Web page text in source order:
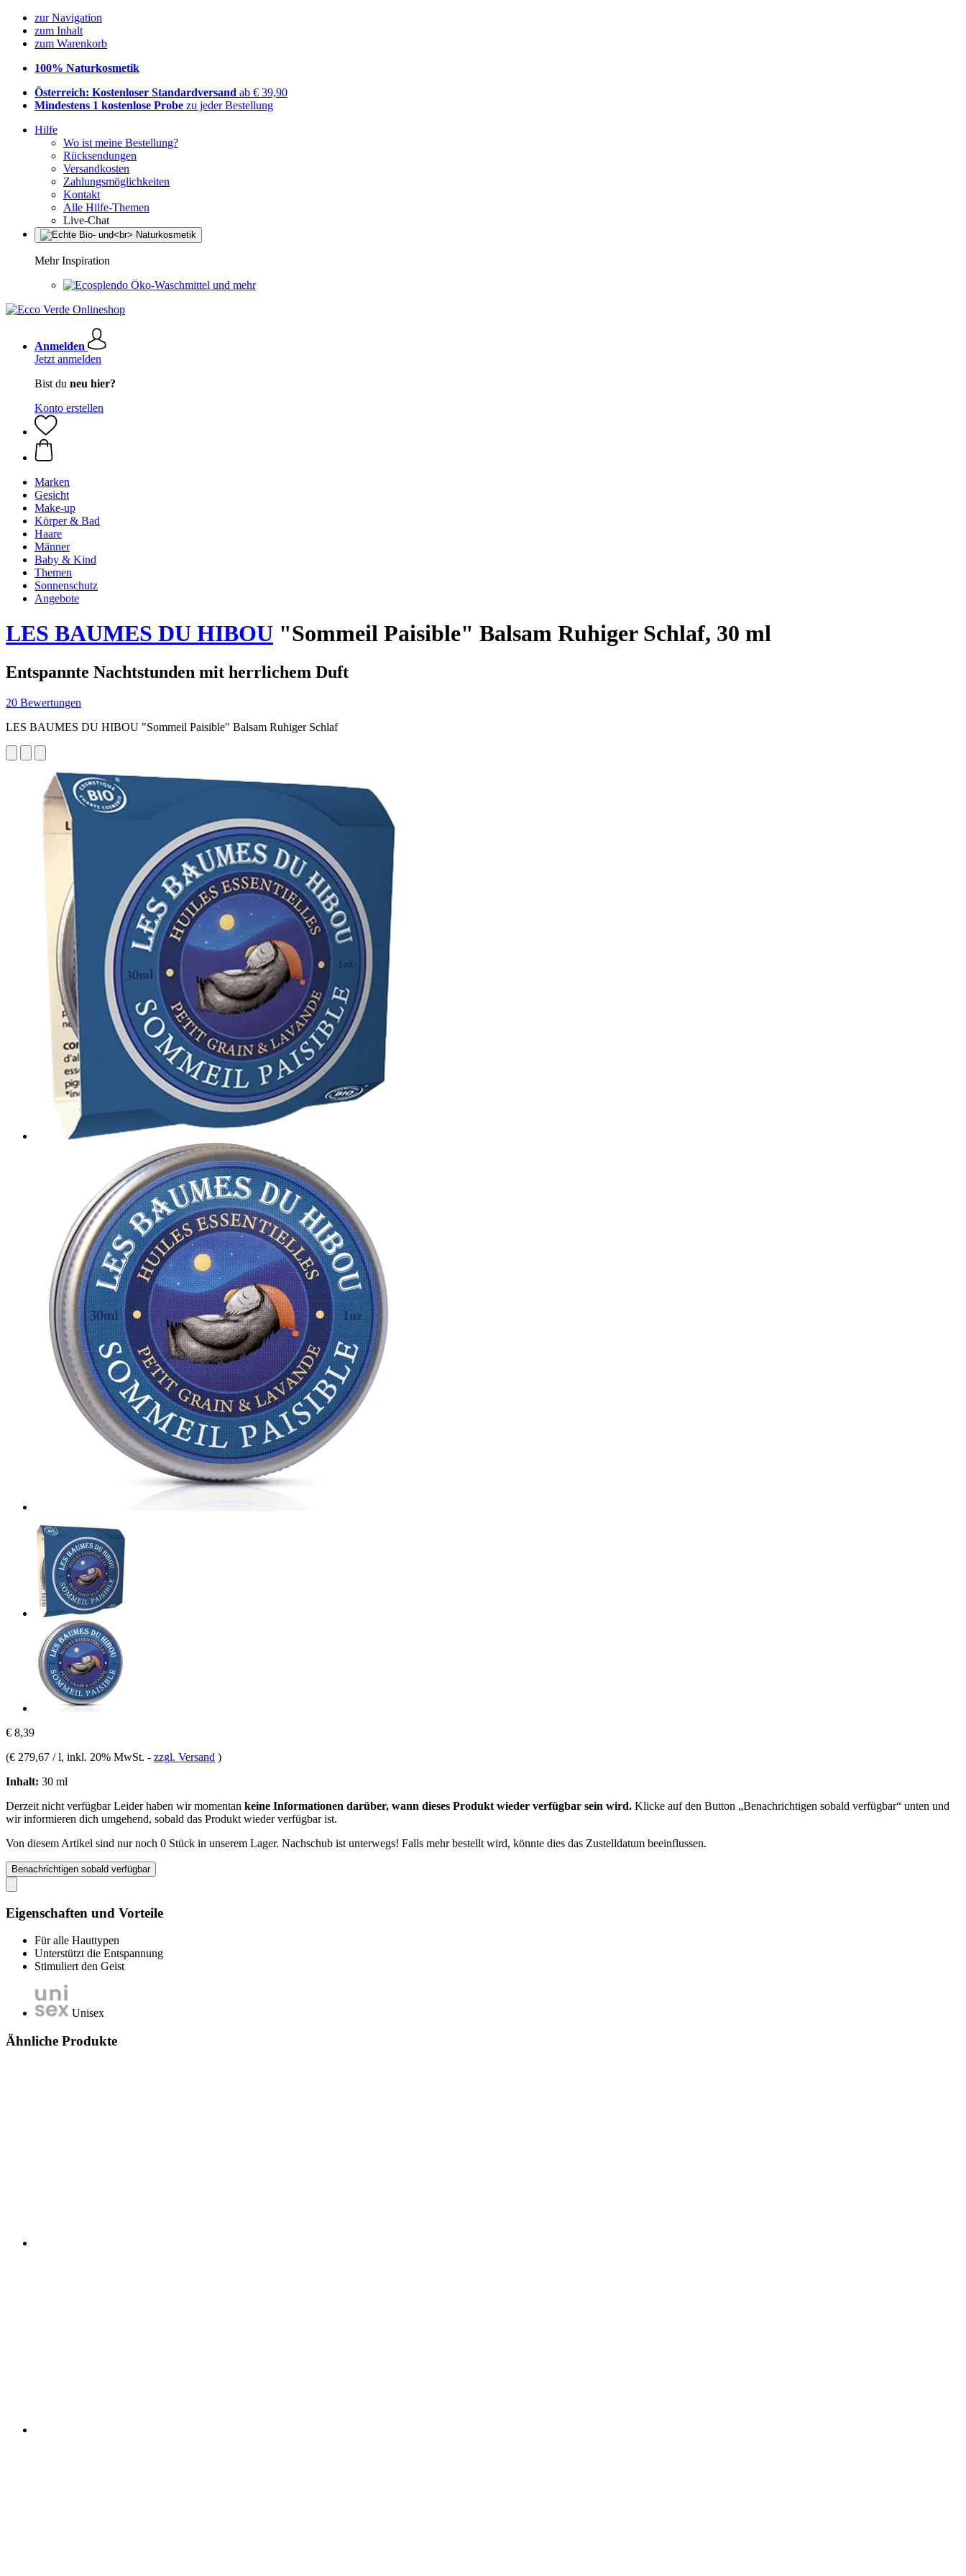
zur Navigation
zum Inhalt
zum Warenkorb
100% Naturkosmetik
Österreich: Kostenloser Standardversand ab € 39,90
Mindestens 1 kostenlose Probe zu jeder Bestellung
Hilfe
Wo ist meine Bestellung?
Rücksendungen
Versandkosten
Zahlungsmöglichkeiten
Kontakt
Alle Hilfe-Themen
Live-Chat
Mehr Inspiration
Öko-Waschmittel und mehr
Anmelden
Jetzt anmelden
Bist du neu hier?
Konto erstellen
Marken
Gesicht
Make-up
Körper & Bad
Haare
Männer
Baby & Kind
Themen
Sonnenschutz
Angebote
LES BAUMES DU HIBOU "Sommeil Paisible" Balsam Ruhiger Schlaf, 30 ml
Entspannte Nachtstunden mit herrlichem Duft
20 Bewertungen
LES BAUMES DU HIBOU "Sommeil Paisible" Balsam Ruhiger Schlaf
€ 8,39
(€ 279,67 / l, inkl. 20% MwSt. - zzgl. Versand )
Inhalt: 30 ml
Derzeit nicht verfügbarLeider haben wir momentan keine Informationen darüber, wann dieses Produkt wieder verfügbar sein wird. Klicke auf den Button „Benachrichtigen sobald verfügbar“ unten und
wir informieren dich umgehend, sobald das Produkt wieder verfügbar ist.
Von diesem Artikel sind nur noch 0 Stück in unserem Lager. Nachschub ist unterwegs! Falls mehr bestellt wird, könnte dies das Zustelldatum beeinflussen.
Benachrichtigen sobald verfügbar
Eigenschaften und Vorteile
Für alle Hauttypen
Unterstützt die Entspannung
Stimuliert den Geist
Unisex
Ähnliche Produkte